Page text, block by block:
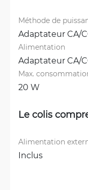
Méthode de
Adaptateur CA/
Alimentation
Adaptateur CA/
Max.
20 W
Le colis
Alimentation
Inclus